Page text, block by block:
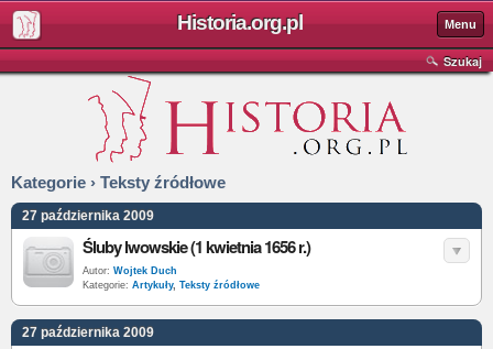
Historia.org.pl Menu
Szukaj
Kategorie › Teksty źródłowe
27 października 2009
Śluby lwowskie (1 kwietnia 1656 r.)
Autor: Wojtek Duch
Kategorie: Artykuły, Teksty źródłowe
27 października 2009